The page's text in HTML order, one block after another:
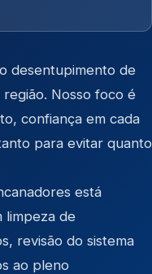
desentupimento de
Nosso foco é
confiança em cada
para evitar quanto
está
limpeza de
revisão do sistema
ao pleno